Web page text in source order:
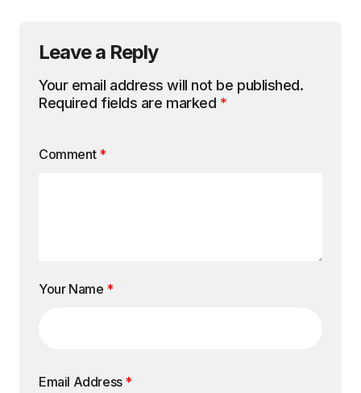
Leave a Reply
Your email address will not be published.
Required fields are marked *
Comment *
Your Name *
Email Address *